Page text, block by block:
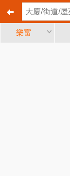
樂富